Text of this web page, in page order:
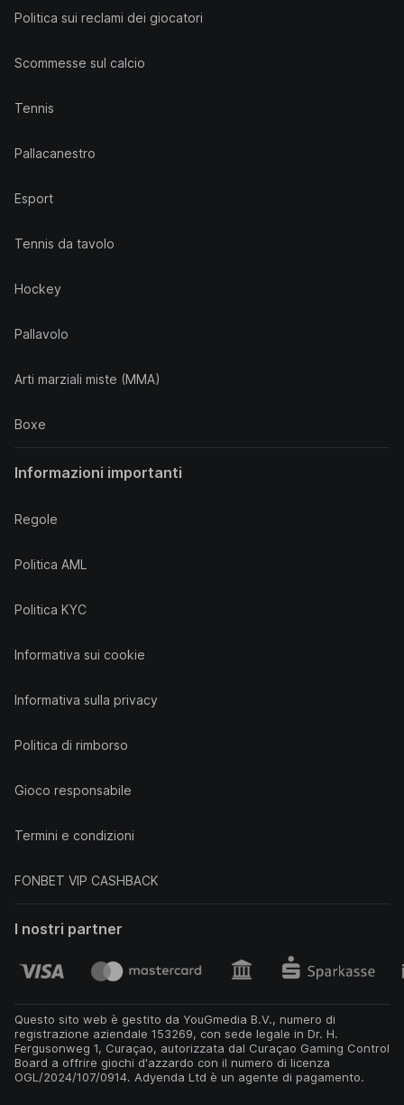
Politica sui reclami dei giocatori
Scommesse sul calcio
Tennis
Pallacanestro
Esport
Tennis da tavolo
Hockey
Pallavolo
Arti marziali miste (MMA)
Boxe
Informazioni importanti
Regole
Politica AML
Politica KYC
Informativa sui cookie
Informativa sulla privacy
Politica di rimborso
Gioco responsabile
Termini e condizioni
FONBET VIP CASHBACK
I nostri partner
Questo sito web è gestito da YouGmedia B.V., numero di
registrazione aziendale 153269, con sede legale in Dr. H.
Fergusonweg 1, Curaçao, autorizzata dal Curaçao Gaming Control
Board a offrire giochi d'azzardo con il numero di licenza
OGL/2024/107/0914. Adyenda Ltd è un agente di pagamento.